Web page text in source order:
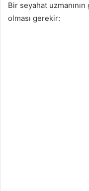
Bir seyahat
olması gerekir: